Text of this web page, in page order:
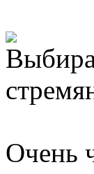
Очень